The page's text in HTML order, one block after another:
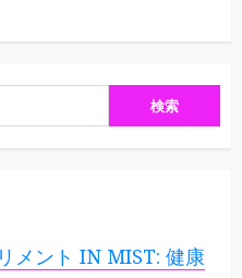
メント IN MIST: 健康